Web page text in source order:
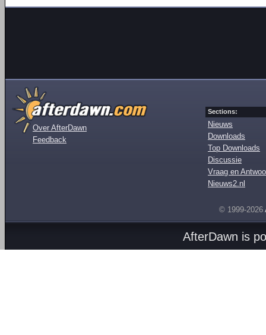
Over AfterDawn
Feedback
Sections:
Nieuws
Downloads
Top Downloads
Discussie
Vraag en
Nieuws2.nl
© 1999-2026
AfterDawn is